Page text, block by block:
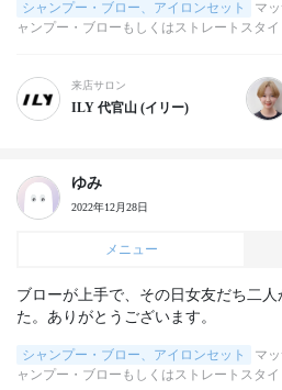
シャンプー・ブロー、アイロンセット
マ
ャンプー・ブローもしくはストレートスタ
来店サロン
ILY 代官山 (イリー)
ゆみ
2022年12月28日
メニュー
ブローが上手で、その日女友だち二
た。ありがとうございます。
シャンプー・ブロー、アイロンセット
マ
ャンプー・ブローもしくはストレートスタ